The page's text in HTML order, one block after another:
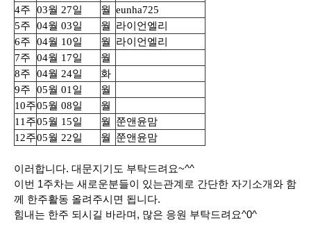
4주
03월 27일 월 eunha725
5주
04월 03일 월
라이언엘리
6주
04월 10일 월
라이언엘리
7주
04월 17일
월
8주
04월 24일
화
9주
05월 01일
월
10주05월 08일
월
11주05월 15일 월
쭌앤윤맘
12주05월 22일 월 쭌앤윤맘
이러합니다. 대문지기도 부탁드려요~^^
이번 1주차는 새로운분들이 있는관계로 간단한 자기소개와 함
께 한주활동 올려주시면 됩니다.
힘내는 한주 되시길 바라며, 많은 응원 부탁드려요^0^